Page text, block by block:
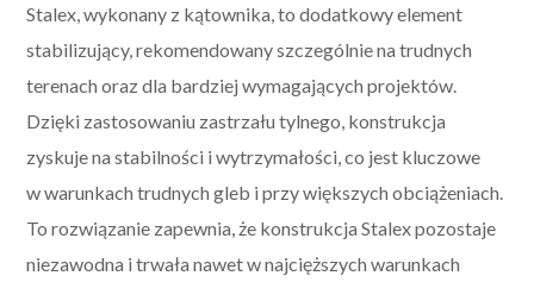
Stalex, wykonany z kątownika, to dodatkowy element
stabilizujący, rekomendowany szczególnie na trudnych
terenach oraz dla bardziej wymagających projektów.
Dzięki zastosowaniu zastrzału tylnego, konstrukcja
zyskuje na stabilności i wytrzymałości, co jest kluczowe
w warunkach trudnych gleb i przy większych obciążeniach.
To rozwiązanie zapewnia, że konstrukcja Stalex pozostaje
niezawodna i trwała nawet w najcięższych warunkach